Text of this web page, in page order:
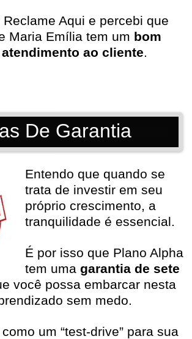
Reclame Aqui e percebi que
Maria Emília tem um bom
ao cliente
De Garantia
Entendo que quando se
trata de investir em seu
próprio crescimento, a
tranquilidade é essencial.
É por isso que Plano Alpha
tem uma garantia de sete
você possa embarcar nesta
sem medo.
um “test-drive” para sua